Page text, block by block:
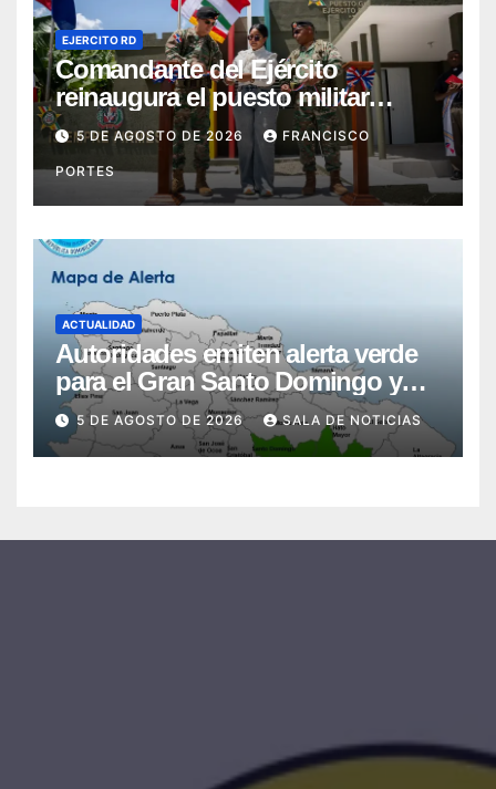
EJERCITO RD
Comandante del Ejército
reinaugura el puesto militar
Aniceto Martínez tras su
remodelación en Hondo Valle
5 DE AGOSTO DE 2026 FRANCISCO
PORTES
ACTUALIDAD
Autoridades emiten alerta verde
para el Gran Santo Domingo y
San Pedro de Macorís por
inundaciones
5 DE AGOSTO DE 2026 SALA DE NOTICIAS